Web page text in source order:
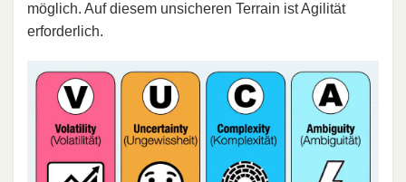
möglich. Auf diesem unsicheren Terrain ist Agilität
erforderlich.